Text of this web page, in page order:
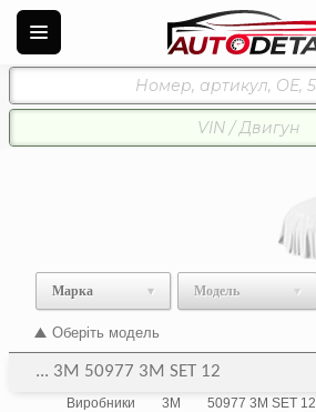
Марка Модель
Оберіть модель
... 3M 50977 3M SET 12
Виробники 3M 50977 3M SET 12